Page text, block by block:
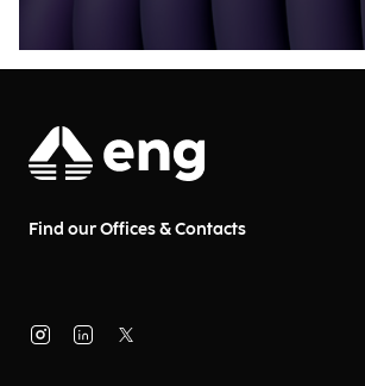
Find our Offices & Contacts